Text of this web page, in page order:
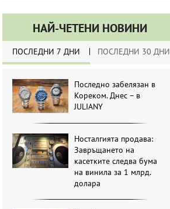
НАЙ-ЧЕТЕНИ НОВИНИ
ПОСЛЕДНИ 7 ДНИ ПОСЛЕДНИ 30 ДНИ
Последно забелязан в
Кореком. Днес – в
JULIANY
Носталгията продава:
Завръщането на
касетките следва бума
на винила за 1 млрд.
долара